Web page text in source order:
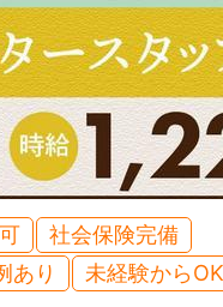
む」のボタンを
のほかにも「シ
業なし,週1日から
る,高収入・高時給,
内」などの条件
から、製造業務
社会保険完備
あり
未経験からOK